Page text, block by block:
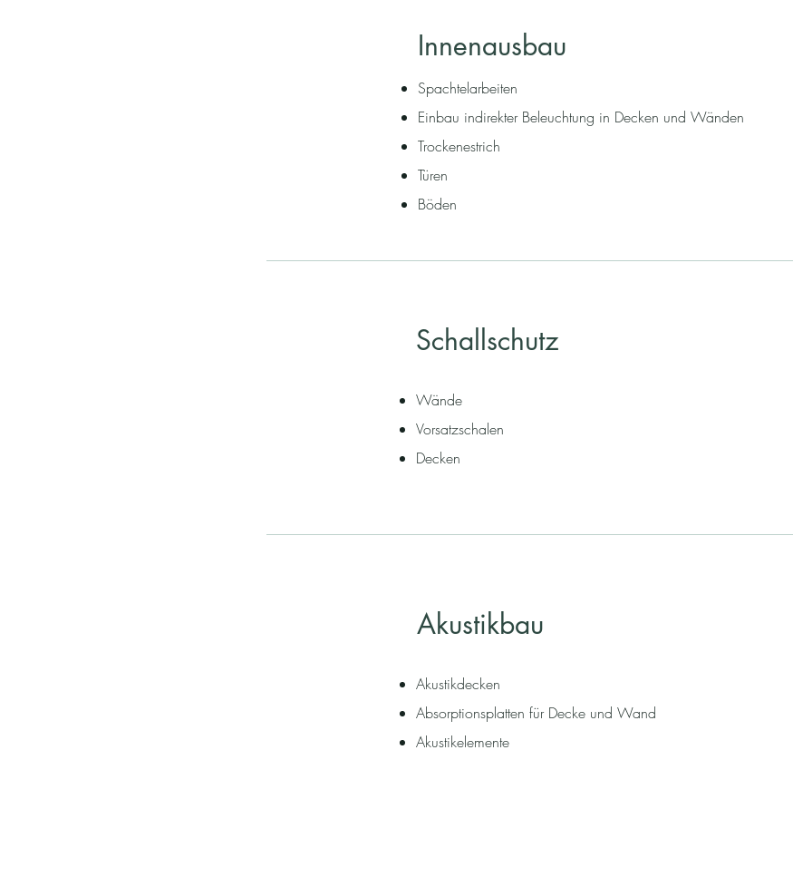
Innenausbau
Spachtelarbeiten
Einbau indirekter Beleuchtung in Decken und Wänden
Trockenestrich
Türen
Böden
Schallschutz
Wände
Vorsatzschalen
Decken
Akustikbau
Akustikdecken
Absorptionsplatten für Decke und Wand
Akustikelemente